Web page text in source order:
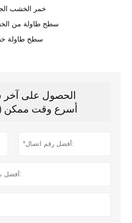
خمر الخشب
سطح طاولة من
سطح طاولة
الحصول على
أسرع وقت ممكن (خلال